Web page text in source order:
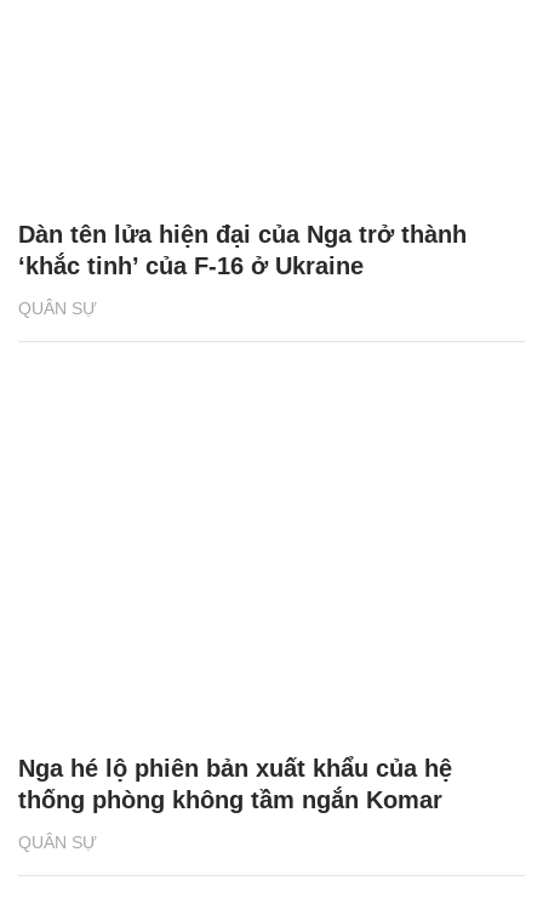
QUÂN SỰ
Dàn tên lửa hiện đại của Nga trở thành
‘khắc tinh’ của F-16 ở Ukraine
QUÂN SỰ
Nga hé lộ phiên bản xuất khẩu của hệ
thống phòng không tầm ngắn Komar